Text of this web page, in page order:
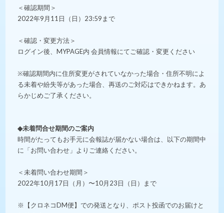
＜確認期間＞
2022年9月11日（日）23:59まで
＜確認・変更方法＞
ログイン後、MYPAGE内 会員情報にてご確認・変更ください
※確認期間内に住所変更がされていなかった場合・住所不明によ
る未着や紛失等があった場合、再送のご対応はできかねます。あ
らかじめご了承ください。
◆未着問合せ期間のご案内
時間がたってもお手元に会報誌が届かない場合は、以下の期間中
に「お問い合わせ」よりご連絡ください。
＜未着問い合わせ期間＞
2022年10月17日（月）〜10月23日（日）まで
※【クロネコDM便】での発送となり、ポスト投函でのお届けと